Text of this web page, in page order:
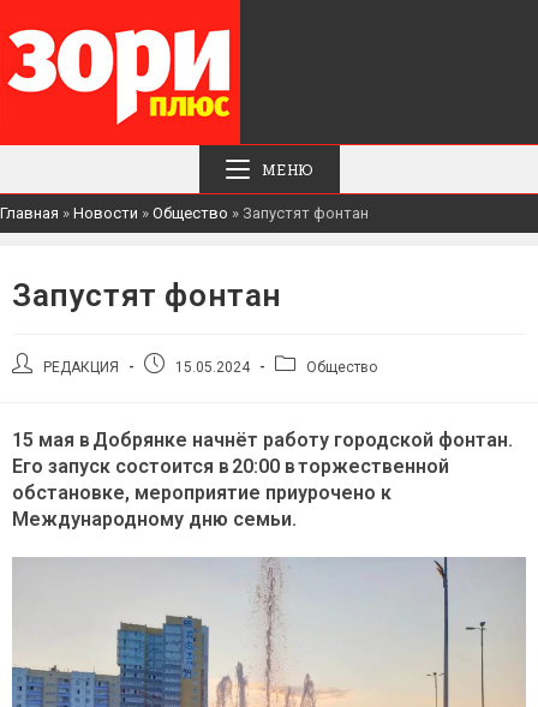
МЕНЮ
Главная » Новости » Общество » Запустят фонтан
Запустят фонтан
АвторРЕДАКЦИЯ
Запись15.05.2024
РубрикаОбщество
15 мая в Добрянке начнёт работу городской фонтан.
Его запуск состоится в 20:00 в торжественной
обстановке, мероприятие приурочено к
Международному дню семьи.